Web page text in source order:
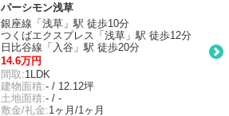
パーシモン浅草
銀座線「浅草」駅 徒歩10分
つくばエクスプレス「浅草」駅 徒歩12分
日比谷線「入谷」駅 徒歩20分
14.6万円
間取:1LDK
建物面積:- / 12.12坪
土地面積:- / -
敷金/礼金:1ヶ月/1ヶ月